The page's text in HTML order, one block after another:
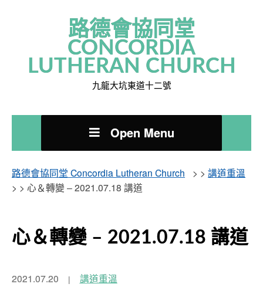
路德會協同堂
CONCORDIA
LUTHERAN CHURCH
九龍大坑東道十二號
Open Menu
路德會協同堂 Concordia Lutheran Church > > 講道重溫
> > 心＆轉變 – 2021.07.18 講道
心＆轉變 – 2021.07.18 講道
2021.07.20 講道重溫